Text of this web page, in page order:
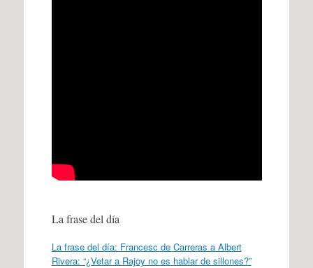
La frase del día
La frase del día: Francesc de Carreras a Albert
Rivera: “¿Vetar a Rajoy no es hablar de sillones?”